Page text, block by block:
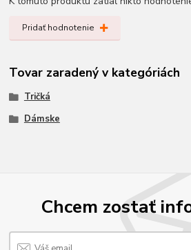
Pridať hodnotenie
Tovar zaradený v kategóriách
Tričká
Dámske
Chcem zostať